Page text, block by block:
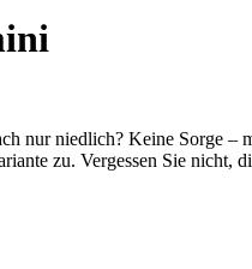
nur niedlich? Keine Sorge
zu. Vergessen Sie nicht,